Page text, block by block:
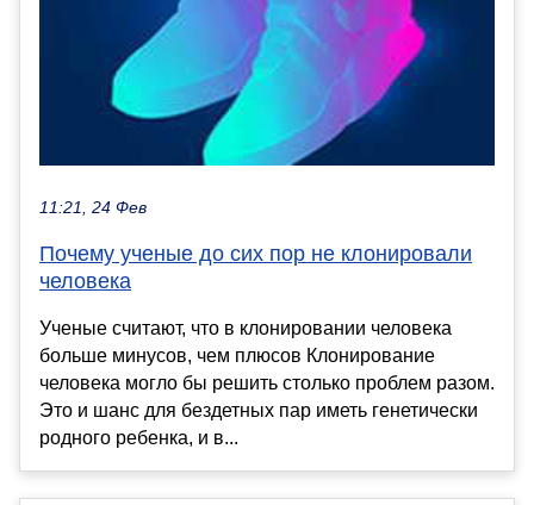
11:21, 24 Фев
Почему ученые до сих пор не клонировали
человека
Ученые считают, что в клонировании человека
больше минусов, чем плюсов Клонирование
человека могло бы решить столько проблем разом.
Это и шанс для бездетных пар иметь генетически
родного ребенка, и в...